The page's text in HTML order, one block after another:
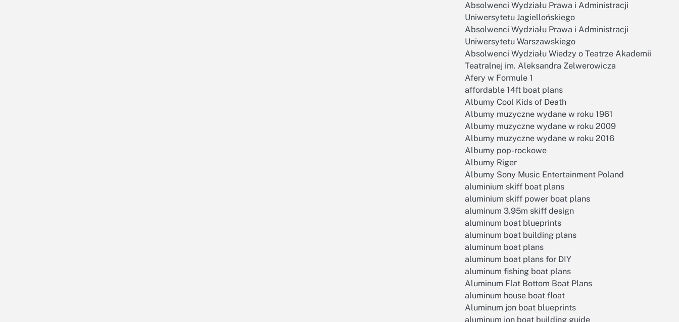
Absolwenci Wydziału Prawa i Administracji
Uniwersytetu Jagiellońskiego
Absolwenci Wydziału Prawa i Administracji
Uniwersytetu Warszawskiego
Absolwenci Wydziału Wiedzy o Teatrze Akademii
Teatralnej im. Aleksandra Zelwerowicza
Afery w Formule 1
affordable 14ft boat plans
Albumy Cool Kids of Death
Albumy muzyczne wydane w roku 1961
Albumy muzyczne wydane w roku 2009
Albumy muzyczne wydane w roku 2016
Albumy pop-rockowe
Albumy Riger
Albumy Sony Music Entertainment Poland
aluminium skiff boat plans
aluminium skiff power boat plans
aluminum 3.95m skiff design
aluminum boat blueprints
aluminum boat building plans
aluminum boat plans
aluminum boat plans for DIY
aluminum fishing boat plans
Aluminum Flat Bottom Boat Plans
aluminum house boat float
Aluminum jon boat blueprints
aluminum jon boat building guide